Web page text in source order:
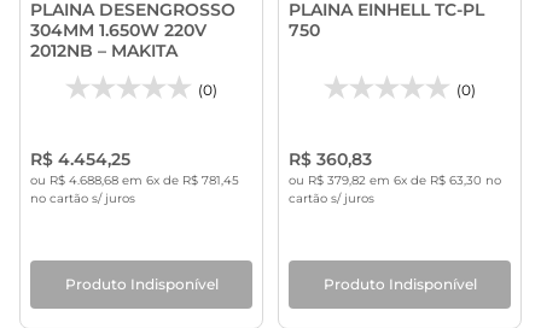
PLAINA DESENGROSSO
304MM 1.650W 220V
2012NB – MAKITA
(0)
R$ 4.454,25
ou R$ 4.688,68 em 6x de R$ 781,45
no cartão s/ juros
Produto Indisponível
PLAINA EINHELL TC-PL
750
(0)
R$ 360,83
ou R$ 379,82 em 6x de R$ 63,30 no
cartão s/ juros
Produto Indisponível